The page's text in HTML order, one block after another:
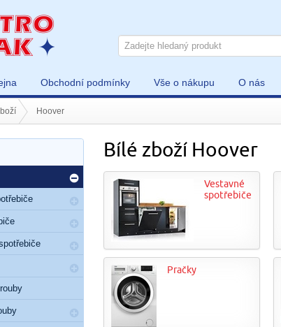
Obchodní podmínky Vše o nákupu O nás
Hoover
Bílé zboží Hoover
Vestavné
spotřebiče
Pračky